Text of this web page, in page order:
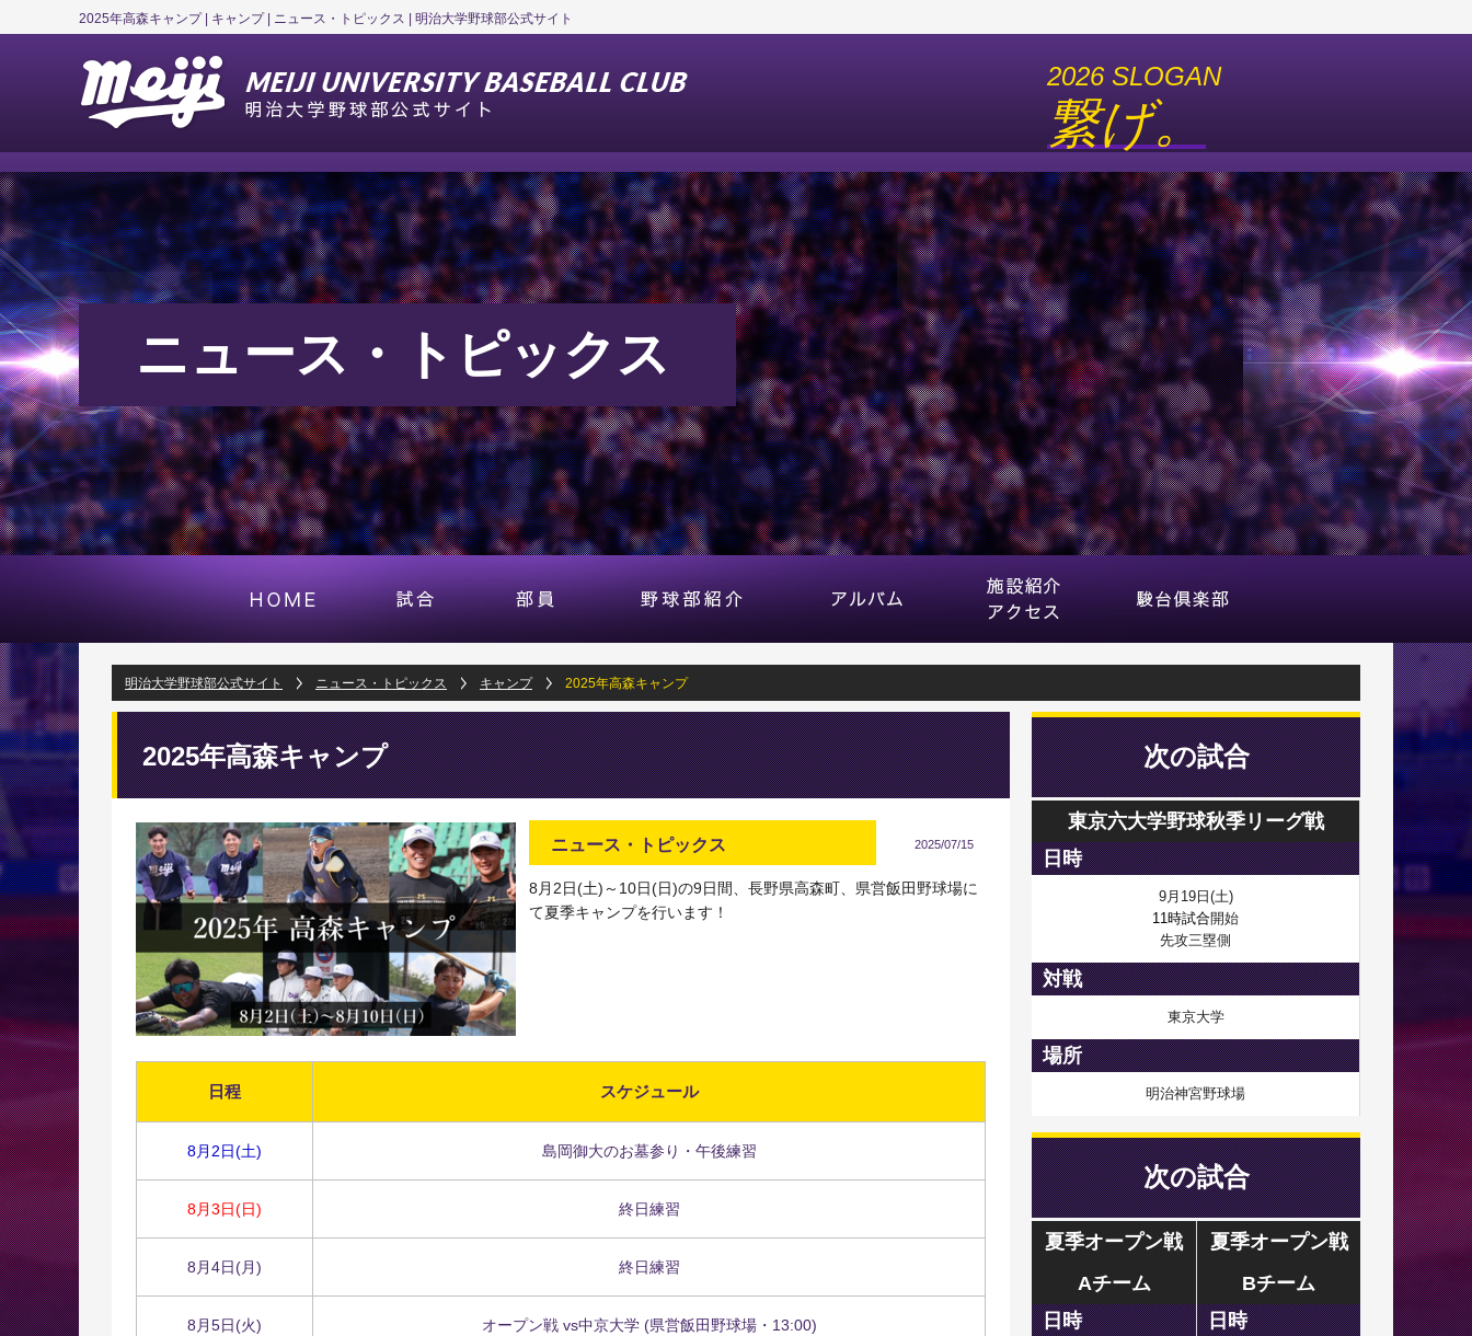
2025年高森キャンプ | キャンプ | ニュース・トピックス | 明治大学野球部公式サイト
2026 SLOGAN
繋げ。
ニュース・トピックス
明治大学野球部公式サイト ニュース・トピックス キャンプ 2025年高森キャンプ
2025年高森キャンプ
ニュース・トピックス 2025/07/15
8月2日(土)～10日(日)の9日間、長野県高森町、県営飯田野球場に
て夏季キャンプを行います！
日程 スケジュール
8月2日(土) 島岡御大のお墓参り・午後練習
8月3日(日) 終日練習
8月4日(月) 終日練習
8月5日(火) オープン戦 vs中京大学 (県営飯田野球場・13:00)
次の試合
東京六大学野球秋季リーグ戦
日時
9月19日(土)
11時試合開始
先攻三塁側
対戦
東京大学
場所
明治神宮野球場
次の試合
夏季オープン戦
夏季オープン戦
Aチーム
Bチーム
日時
日時